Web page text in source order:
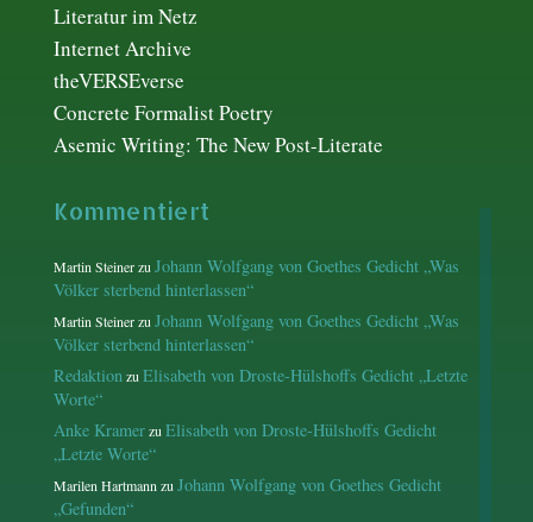
Literatur im Netz
Internet Archive
theVERSEverse
Concrete Formalist Poetry
Asemic Writing: The New Post-Literate
Kommentiert
Martin Steinerzu Johann Wolfgang von Goethes Gedicht „Was
Völker sterbend hinterlassen“
Martin Steinerzu Johann Wolfgang von Goethes Gedicht „Was
Völker sterbend hinterlassen“
Redaktion zu Elisabeth von Droste-Hülshoffs Gedicht „Letzte
Worte“
Anke Kramerzu Elisabeth von Droste-Hülshoffs Gedicht
„Letzte Worte“
Marilen Hartmann zu Johann Wolfgang von Goethes Gedicht
„Gefunden“